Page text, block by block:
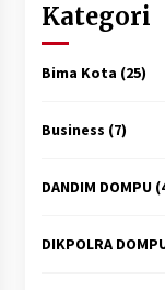
Kategori
Bima Kota (25)
Business (7)
DANDIM DOMPU
DIKPOLRA